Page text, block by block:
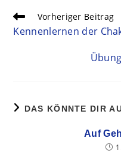
Vorheriger Beitrag
Kennenlernen der
DAS KÖNNTE DIR
Auf